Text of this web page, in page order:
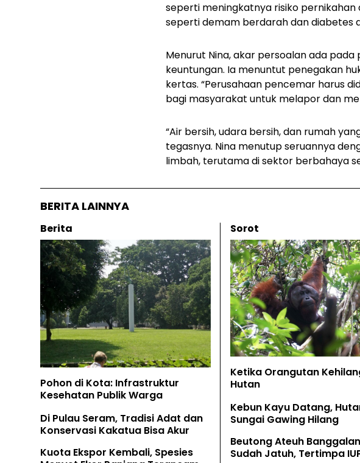
seperti meningkatnya risiko
seperti demam berdarah dan diabetes
Menurut Nina, akar persoalan ada
keuntungan. Ia menuntut penegakan
kertas. “Perusahaan pencemar harus
bagi masyarakat untuk melapor dan
“Air bersih, udara bersih, dan rumah
tegasnya. Nina menutup seruannya
limbah, terutama di sektor berbahaya
BERITA LAINNYA
Berita
Pohon di Kota: Infrastruktur
Kesehatan Publik Warga
Di Pulau Seram, Tradisi Adat dan
Konservasi Kakatua Bisa Akur
Kuota Ekspor Kembali, Spesies
Sorot
Ketika Orangutan
Hutan
Kebun Kayu Datang,
Sungai Gawing Hilang
Beutong Ateuh
Sudah Jatuh, Tertimpa